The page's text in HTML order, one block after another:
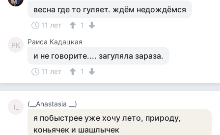
весна где то гуляет. ждём недождёмся
11 лет 1
РК Раиса Кадацкая
и не говорите.... загуляла зараза.
11 лет 1
(_ (__Anastasia __)
я побыстрее уже хочу лето, природу,
коньячек и шашлычек